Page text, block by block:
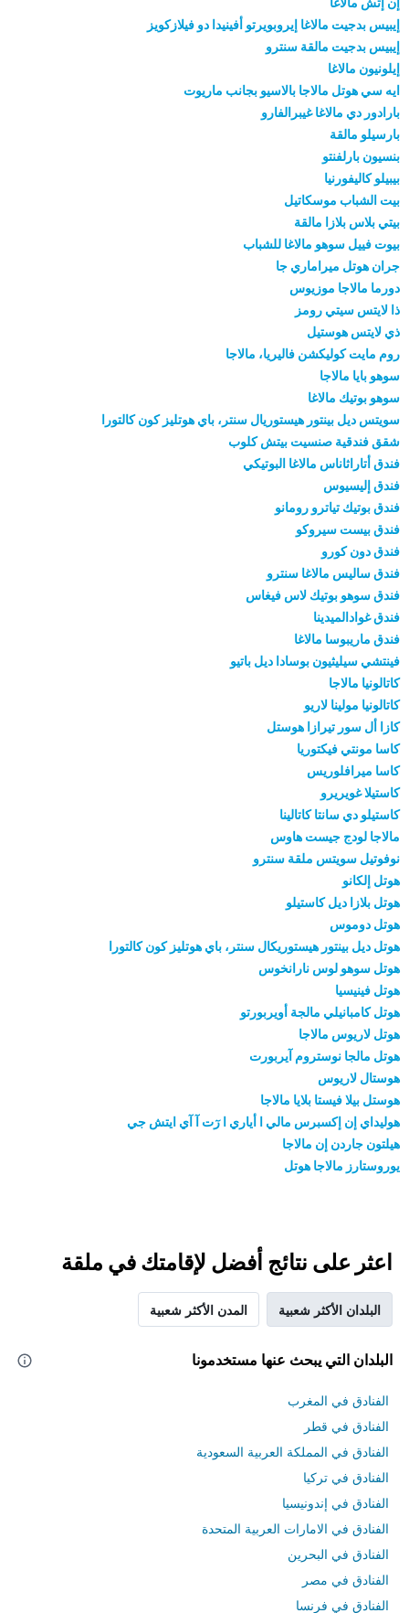
إيبيس بدجيت مالاغا إيروبويرتو أفينيدا دو فيلازكويز
إيبيس بدجيت مالقة سنترو
إيلونيون مالاغا
ايه سي هوتل مالاجا بالاسيو بجانب ماريوت
بارادور دي مالاغا غيبرالفارو
بارسيلو مالقة
بنسيون بارلفنتو
بيبيلو كاليفورنيا
بيت الشباب موسكاتيل
بيتي بلاس بلازا مالقة
بيوت فييل سوهو مالاغا للشباب
جران هوتل ميراماري جا
دورما مالاجا موزيوس
ذا لايتس سيتي رومز
ذي لايتس هوستيل
روم مايت كوليكشن فاليريا، مالاجا
سوهو بايا مالاجا
سوهو بوتيك مالاغا
سويتس ديل بينتور هيستوريال سنتر، باي هوتليز كون كالتورا
شقق فندقية صنسيت بيتش كلوب
فندق أتاراثاناس مالاغا البوتيكي
فندق إليسيوس
فندق بوتيك تياترو رومانو
فندق بيست سيروكو
فندق دون كورو
فندق ساليس مالاغا سنترو
فندق سوهو بوتيك لاس فيغاس
فندق غوادالميدينا
فندق ماريبوسا مالاغا
فينتشي سيليثيون بوسادا ديل باتيو
كاتالونيا مالاجا
كاتالونيا مولينا لاريو
كازا أل سور تيرازا هوستل
كاسا مونتي فيكتوريا
كاسا ميرافلوريس
كاستيلا غويريرو
كاستيلو دي سانتا كاتالينا
مالاجا لودج جيست هاوس
نوفوتيل سويتس ملقة سنترو
هوتل إلكانو
هوتل بلازا ديل كاستيلو
هوتل دوموس
هوتل ديل بينتور هيستوريكال سنتر، باي هوتليز كون كالتورا
هوتل سوهو لوس نارانخوس
هوتل فينيسيا
هوتل كامبانيلي مالجة أويربورتو
هوتل لاريوس مالاجا
هوتل مالجا نوستروم آيربورت
هوستال لاريوس
هوستل بيلا فيستا بلايا مالاجا
هوليداي إن إكسبرس مالي ا أياري ا رٓت آ آي ايتش جي
هيلتون جاردن إن مالاجا
يوروستارز مالاجا هوتل
اعثر على نتائج أفضل لإقامتك في ملقة
البلدان الأكثر شعبية المدن الأكثر شعبية
البلدان التي يبحث عنها مستخدمونا
الفنادق في المغرب
الفنادق في قطر
الفنادق في المملكة العربية السعودية
الفنادق في تركيا
الفنادق في إندونيسيا
الفنادق في الامارات العربية المتحدة
الفنادق في البحرين
الفنادق في مصر
الفنادق في فرنسا